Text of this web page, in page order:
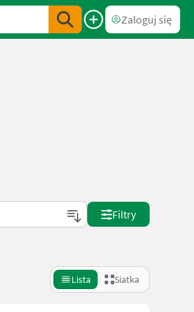
Zaloguj się
Filtry
Lista Siatka